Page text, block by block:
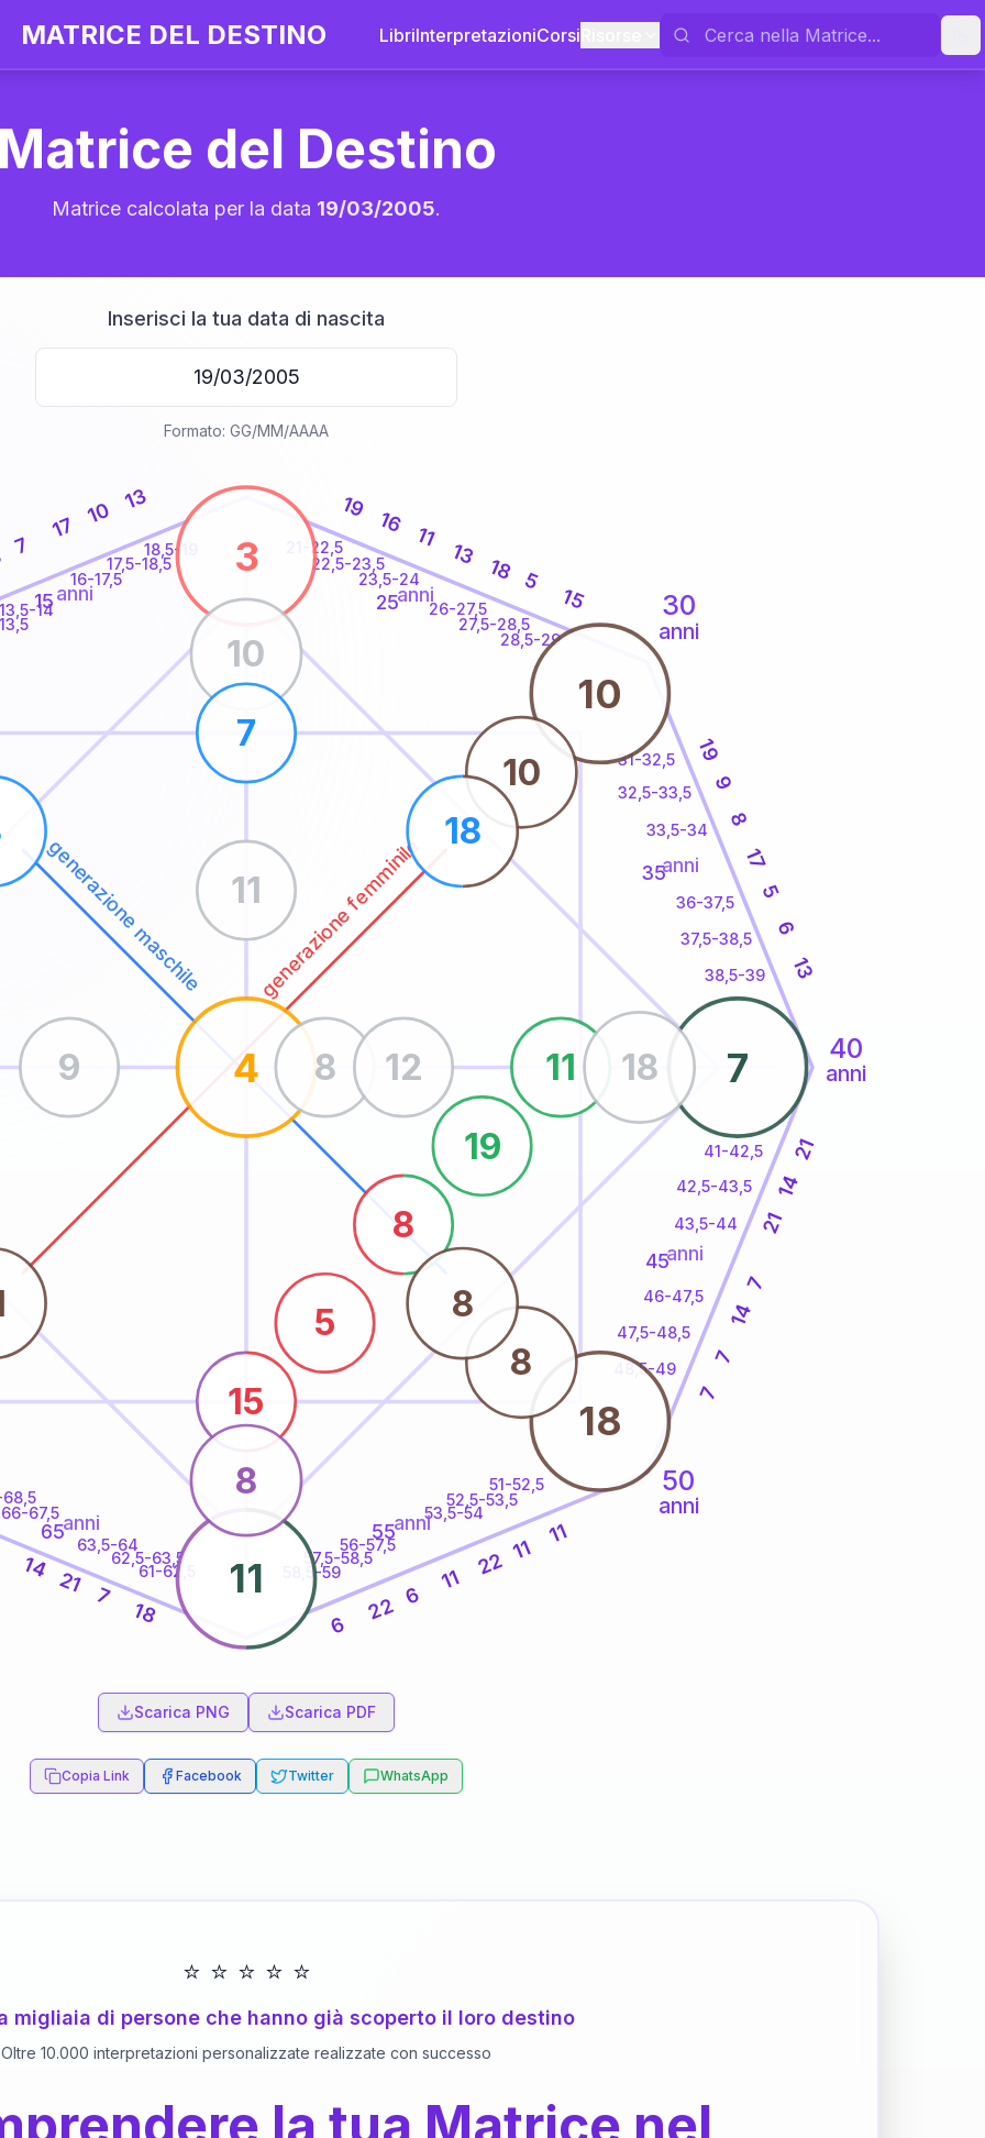
MATRICE DEL DESTINO LibriInterpretazioniCorsi
Matrice del Destino
Matrice calcolata per la data 19/03/2005.
Inserisci la tua data di nascita
Formato: GG/MM/AAAA
generazione maschile generazione femminile
20
30
anni
40
anni
50
anni
anni
13,5-14
16-17,5
17,5-18,5
18,5-19 21-22,5
22,5-23,5
23,5-24
26-27,5
27,5-28,5
28,5-29
31-32,5
32,5-33,5
33,5-34
36-37,5
37,5-38,5
38,5-39
41-42,5
42,5-43,5
43,5-44
46-47,5
47,5-48,5
48,5-49
51-52,5
52,5-53,5
53,5-54
56-57,5
57,5-58,5
58,5-59
61-62,5
62,5-63,5
63,5-64
66-67,5
68,5
7
17
10 13 19
16 11
13
18 5
15
19
9
8
17
5
6
13
21
14
21
7
14
7
7
11
11
22
11
6
22
6
18
7
21
14
3
7
11
4
10
18
15
5
8
19
11
10
18
8
7
8 12
9
11
10
18
8
8
15anni 25anni
35anni
45anni
55anni
65anni
Scarica PNG Scarica PDF
Copia Link Facebook Twitter WhatsApp
⭐ ⭐ ⭐ ⭐ ⭐
migliaia di persone che hanno già scoperto il loro destino
Oltre 10.000 interpretazioni personalizzate realizzate con successo